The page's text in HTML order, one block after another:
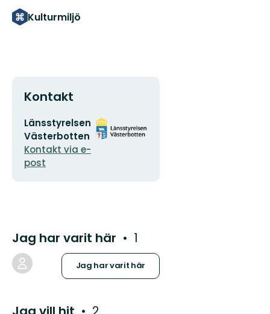
Kulturmiljö
Kontakt
E-
postadress
Länsstyrelsen
Västerbotten
Kontakt via e-
post
Organisationens
logotyp
Jag har varit här 1
Jag har varit här